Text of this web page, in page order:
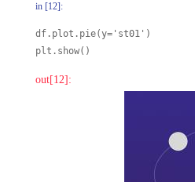
in [12]:
df.plot.pie(y='st01')
plt.show()
out[12]: